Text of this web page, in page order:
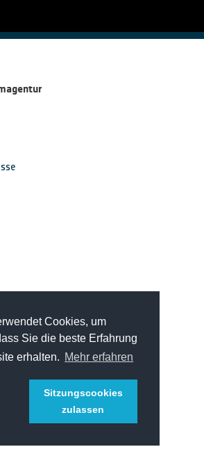
Cookies, um
Sie die beste Erfahrung
erhalten. Mehr erfahren
Sitzungscookies
zulassen